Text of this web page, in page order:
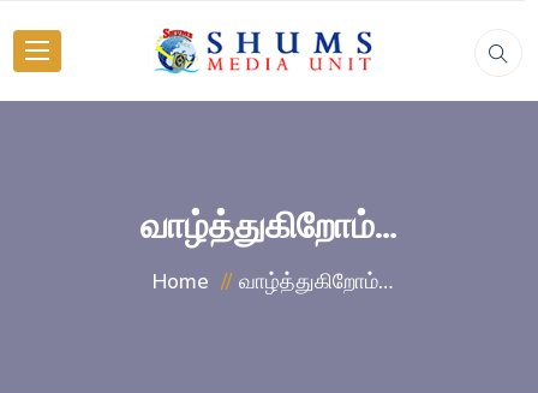
வாழ்த்துகிறோம்…
Home வாழ்த்துகிறோம்…